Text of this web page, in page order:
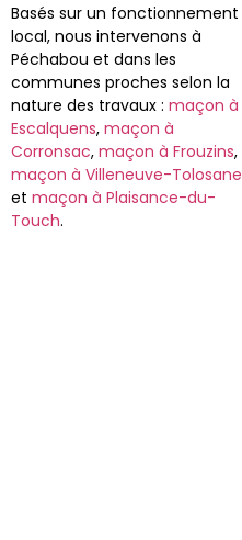
Basés sur un fonctionnement
local, nous intervenons à
Péchabou et dans les
communes proches selon la
nature des travaux : maçon à
Escalquens, maçon à
Corronsac, maçon à Frouzins,
maçon à Villeneuve-Tolosane
et maçon à Plaisance-du-
Touch.